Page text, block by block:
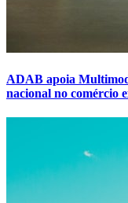
ADAB apoia
nacional no comércio